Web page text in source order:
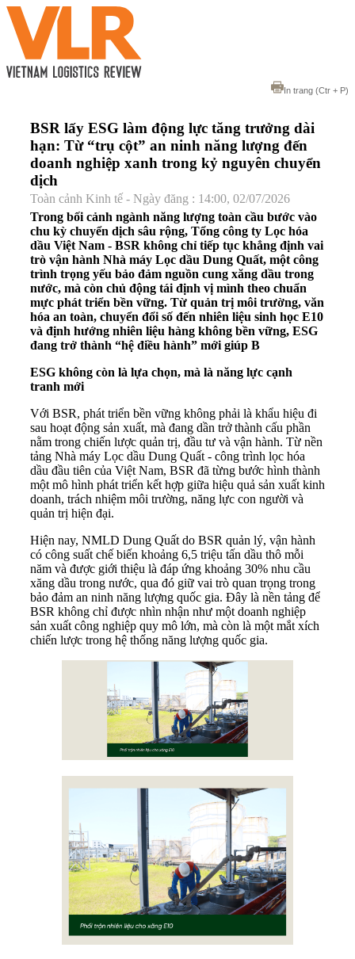
In trang (Ctr + P)
BSR lấy ESG làm động lực tăng trưởng dài
hạn: Từ “trụ cột” an ninh năng lượng đến
doanh nghiệp xanh trong kỷ nguyên chuyển
dịch
Toàn cảnh Kinh tế - Ngày đăng : 14:00, 02/07/2026
Trong bối cảnh ngành năng lượng toàn cầu bước vào
chu kỳ chuyển dịch sâu rộng, Tổng công ty Lọc hóa
dầu Việt Nam - BSR không chỉ tiếp tục khẳng định vai
trò vận hành Nhà máy Lọc dầu Dung Quất, một công
trình trọng yếu bảo đảm nguồn cung xăng dầu trong
nước, mà còn chủ động tái định vị mình theo chuẩn
mực phát triển bền vững. Từ quản trị môi trường, văn
hóa an toàn, chuyển đổi số đến nhiên liệu sinh học E10
và định hướng nhiên liệu hàng không bền vững, ESG
đang trở thành “hệ điều hành” mới giúp B
ESG không còn là lựa chọn, mà là năng lực cạnh
tranh mới
Với BSR, phát triển bền vững không phải là khẩu hiệu đi
sau hoạt động sản xuất, mà đang dần trở thành cấu phần
nằm trong chiến lược quản trị, đầu tư và vận hành. Từ nền
tảng Nhà máy Lọc dầu Dung Quất - công trình lọc hóa
dầu đầu tiên của Việt Nam, BSR đã từng bước hình thành
một mô hình phát triển kết hợp giữa hiệu quả sản xuất kinh
doanh, trách nhiệm môi trường, năng lực con người và
quản trị hiện đại.
Hiện nay, NMLD Dung Quất do BSR quản lý, vận hành
có công suất chế biến khoảng 6,5 triệu tấn dầu thô mỗi
năm và được giới thiệu là đáp ứng khoảng 30% nhu cầu
xăng dầu trong nước, qua đó giữ vai trò quan trọng trong
bảo đảm an ninh năng lượng quốc gia. Đây là nền tảng để
BSR không chỉ được nhìn nhận như một doanh nghiệp
sản xuất công nghiệp quy mô lớn, mà còn là một mắt xích
chiến lược trong hệ thống năng lượng quốc gia.